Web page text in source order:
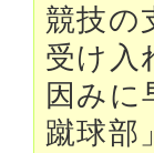
競技の
受け入
因みに
蹴球部